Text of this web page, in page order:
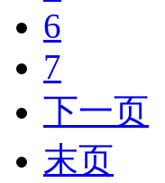
6
7
下一页
末页